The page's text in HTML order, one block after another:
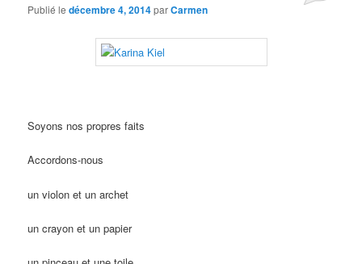
Publié ledécembre 4, 2014parCarmen
Soyons nos propres faits
Accordons-nous
un violon et un archet
un crayon et un papier